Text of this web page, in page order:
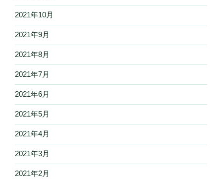
2021年10月
2021年9月
2021年8月
2021年7月
2021年6月
2021年5月
2021年4月
2021年3月
2021年2月